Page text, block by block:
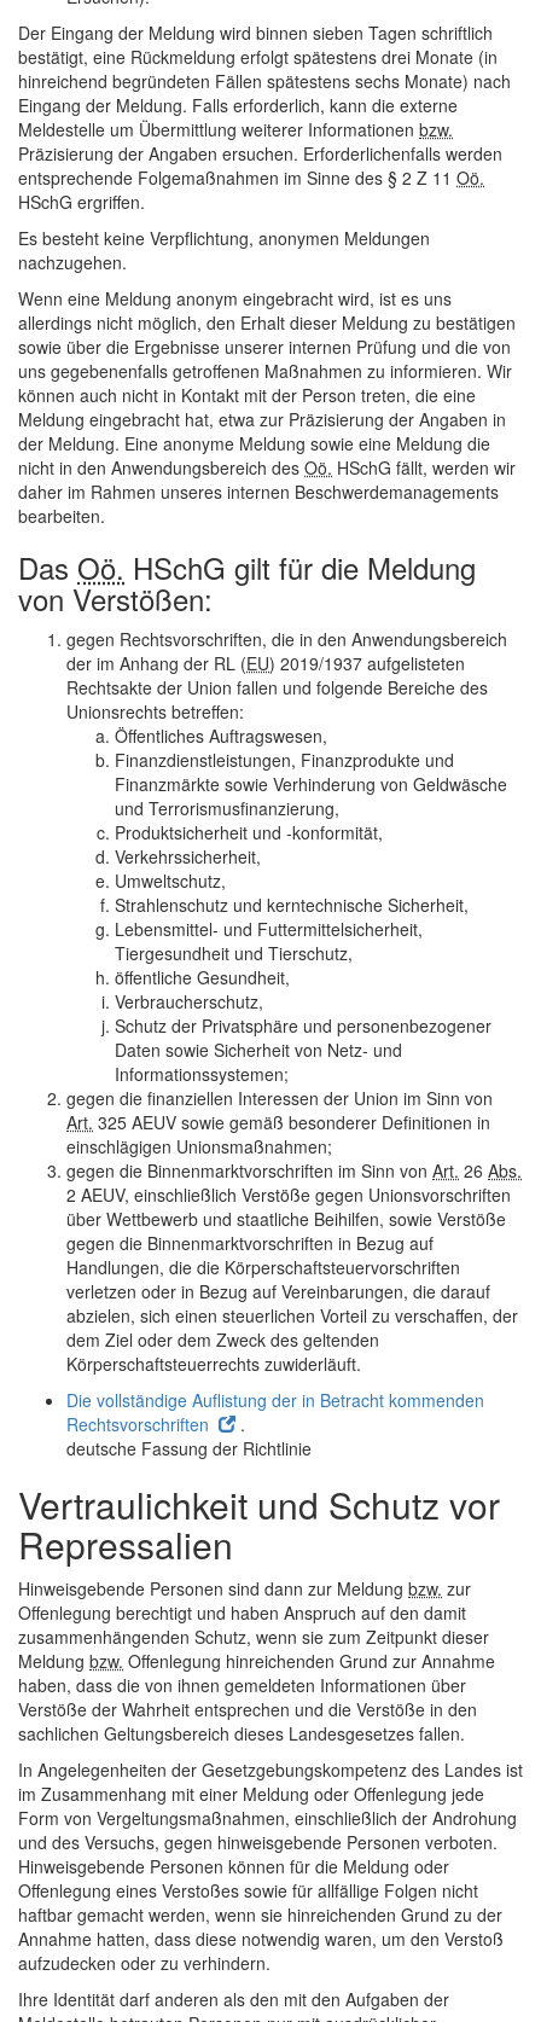
Der Eingang der Meldung wird binnen sieben Tagen schriftlich
bestätigt, eine Rückmeldung erfolgt spätestens drei Monate (in
hinreichend begründeten Fällen spätestens sechs Monate) nach
Eingang der Meldung. Falls erforderlich, kann die externe
Meldestelle um Übermittlung weiterer Informationen bzw.
Präzisierung der Angaben ersuchen. Erforderlichenfalls werden
entsprechende Folgemaßnahmen im Sinne des § 2 Z 11 Oö.
HSchG ergriffen.
Es besteht keine Verpflichtung, anonymen Meldungen
nachzugehen.
Wenn eine Meldung anonym eingebracht wird, ist es uns
allerdings nicht möglich, den Erhalt dieser Meldung zu bestätigen
sowie über die Ergebnisse unserer internen Prüfung und die von
uns gegebenenfalls getroffenen Maßnahmen zu informieren. Wir
können auch nicht in Kontakt mit der Person treten, die eine
Meldung eingebracht hat, etwa zur Präzisierung der Angaben in
der Meldung. Eine anonyme Meldung sowie eine Meldung die
nicht in den Anwendungsbereich des Oö. HSchG fällt, werden wir
daher im Rahmen unseres internen Beschwerdemanagements
bearbeiten.
Das Oö. HSchG gilt für die Meldung
von Verstößen:
gegen Rechtsvorschriften, die in den Anwendungsbereich
der im Anhang der RL (EU) 2019/1937 aufgelisteten
Rechtsakte der Union fallen und folgende Bereiche des
Unionsrechts betreffen:
Öffentliches Auftragswesen,
Finanzdienstleistungen, Finanzprodukte und
Finanzmärkte sowie Verhinderung von Geldwäsche
und Terrorismusfinanzierung,
Produktsicherheit und -konformität,
Verkehrssicherheit,
Umweltschutz,
Strahlenschutz und kerntechnische Sicherheit,
Lebensmittel- und Futtermittelsicherheit,
Tiergesundheit und Tierschutz,
öffentliche Gesundheit,
Verbraucherschutz,
Schutz der Privatsphäre und personenbezogener
Daten sowie Sicherheit von Netz- und
Informationssystemen;
gegen die finanziellen Interessen der Union im Sinn von
Art. 325 AEUV sowie gemäß besonderer Definitionen in
einschlägigen Unionsmaßnahmen;
gegen die Binnenmarktvorschriften im Sinn von Art. 26 Abs.
2 AEUV, einschließlich Verstöße gegen Unionsvorschriften
über Wettbewerb und staatliche Beihilfen, sowie Verstöße
gegen die Binnenmarktvorschriften in Bezug auf
Handlungen, die die Körperschaftsteuervorschriften
verletzen oder in Bezug auf Vereinbarungen, die darauf
abzielen, sich einen steuerlichen Vorteil zu verschaffen, der
dem Ziel oder dem Zweck des geltenden
Körperschaftsteuerrechts zuwiderläuft.
Die vollständige Auflistung der in Betracht kommenden
Rechtsvorschriften
.
deutsche Fassung der Richtlinie
Vertraulichkeit und Schutz vor
Repressalien
Hinweisgebende Personen sind dann zur Meldung bzw. zur
Offenlegung berechtigt und haben Anspruch auf den damit
zusammenhängenden Schutz, wenn sie zum Zeitpunkt dieser
Meldung bzw. Offenlegung hinreichenden Grund zur Annahme
haben, dass die von ihnen gemeldeten Informationen über
Verstöße der Wahrheit entsprechen und die Verstöße in den
sachlichen Geltungsbereich dieses Landesgesetzes fallen.
In Angelegenheiten der Gesetzgebungskompetenz des Landes ist
im Zusammenhang mit einer Meldung oder Offenlegung jede
Form von Vergeltungsmaßnahmen, einschließlich der Androhung
und des Versuchs, gegen hinweisgebende Personen verboten.
Hinweisgebende Personen können für die Meldung oder
Offenlegung eines Verstoßes sowie für allfällige Folgen nicht
haftbar gemacht werden, wenn sie hinreichenden Grund zu der
Annahme hatten, dass diese notwendig waren, um den Verstoß
aufzudecken oder zu verhindern.
Ihre Identität darf anderen als den mit den Aufgaben der